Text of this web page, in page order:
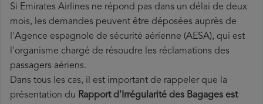
Si Emirates Airlines ne répond pas dans un délai de deux
mois, les demandes peuvent être déposées auprès de
l'Agence espagnole de sécurité aérienne (AESA), qui est
l'organisme chargé de résoudre les réclamations des
passagers aériens.
Dans tous les cas, il est important de rappeler que la
présentation du Rapport d'Irrégularité des Bagages est